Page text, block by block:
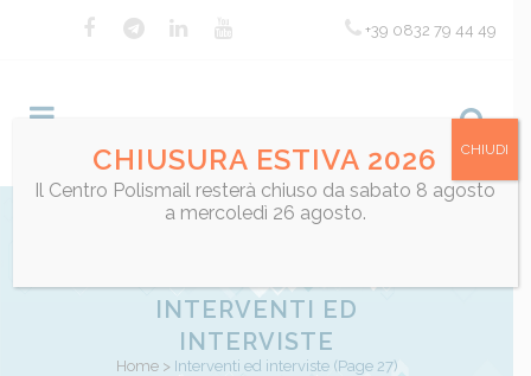
+39 0832 79 44 49
INTERVENTI ED
INTERVISTE
Home> Interventi ed interviste(Page 27)
CHIUSURA ESTIVA 2026
Il Centro Polismail resterà chiuso da sabato 8 agosto
a mercoledì 26 agosto.
CHIUDI